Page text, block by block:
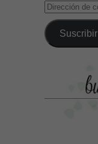
Dirección
correo
electrónico
Suscribir